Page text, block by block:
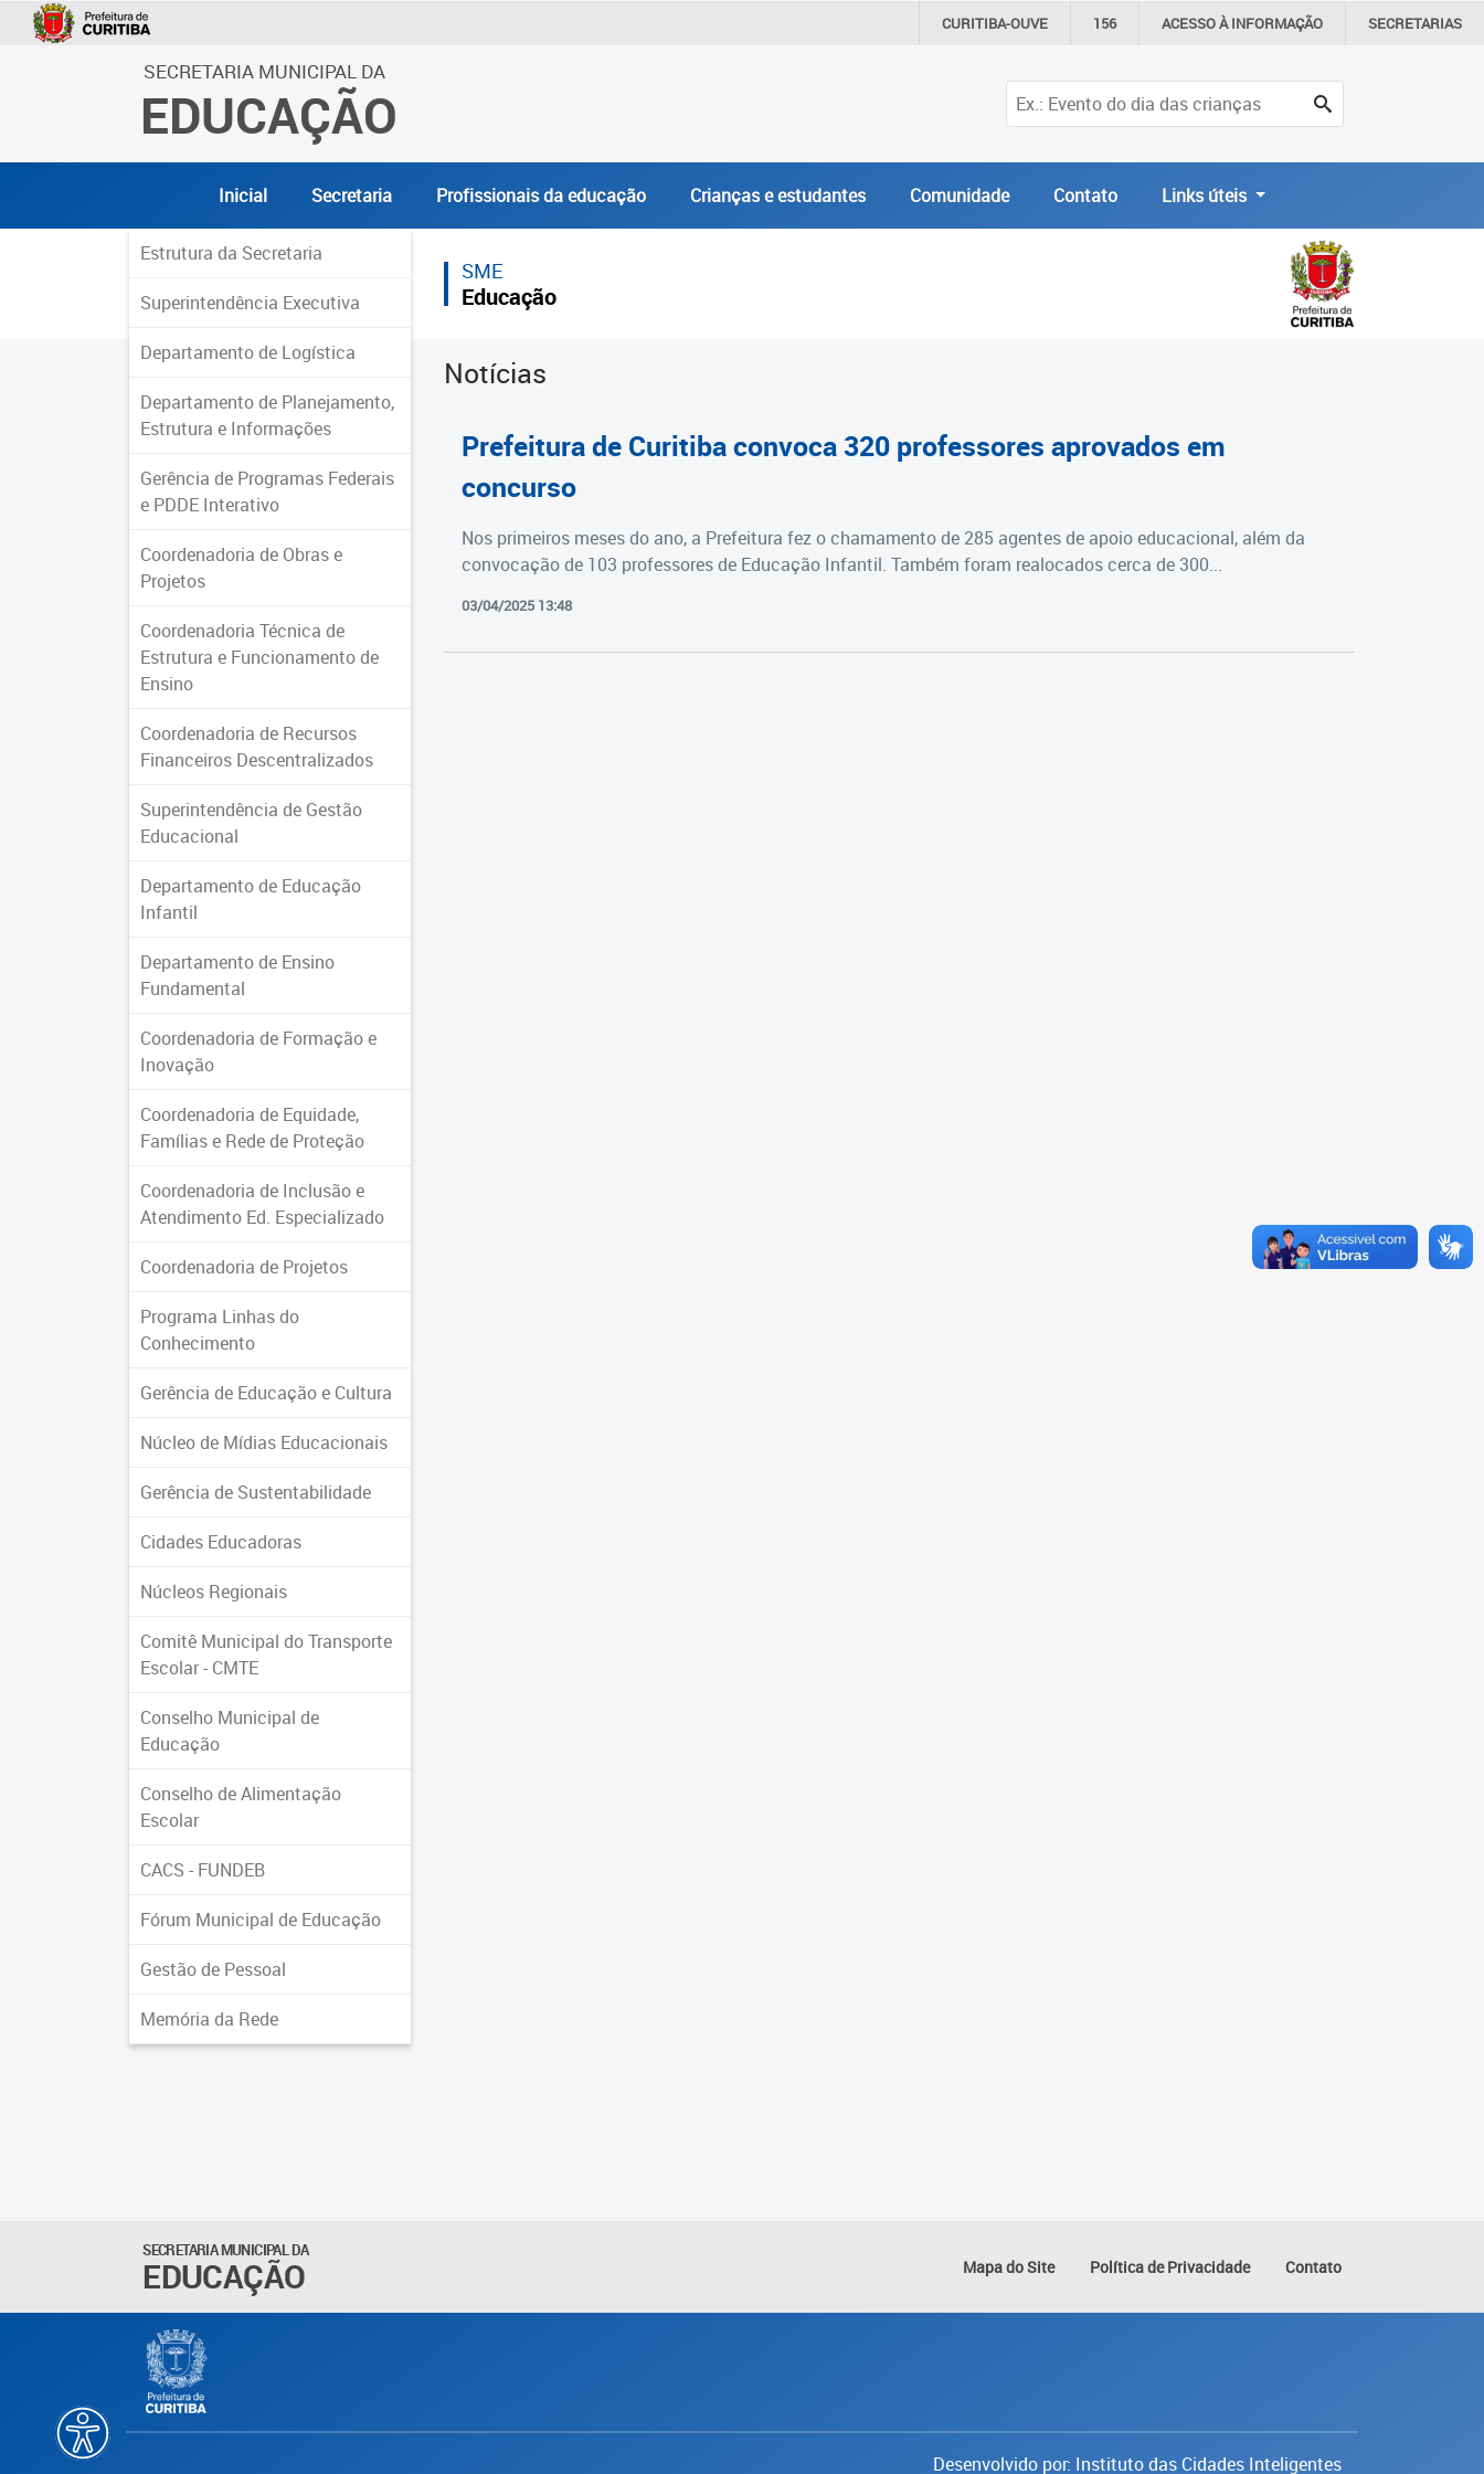
CURITIBA-OUVE 156 ACESSO ÀINFORMAÇÃO SECRETARIAS
SECRETARIA MUNICIPAL DA
EDUCAÇÃO
Inicial Secretaria Profissionais da educação Crianças e estudantes Comunidade Contato Links úteis
Estrutura da Secretaria
Superintendência Executiva
Departamento de Logística
Departamento de Planejamento,
Estrutura e Informações
Gerência de Programas Federais
e PDDE Interativo
Coordenadoria de Obras e
Projetos
Coordenadoria Técnica de
Estrutura e Funcionamento de
Ensino
Coordenadoria de Recursos
Financeiros Descentralizados
Superintendência de Gestão
Educacional
Departamento de Educação
Infantil
Departamento de Ensino
Fundamental
Coordenadoria de Formação e
Inovação
Coordenadoria de Equidade,
Famílias e Rede de Proteção
Coordenadoria de Inclusão e
Atendimento Ed. Especializado
Coordenadoria de Projetos
Programa Linhas do
Conhecimento
Gerência de Educação e Cultura
Núcleo de Mídias Educacionais
Gerência de Sustentabilidade
Cidades Educadoras
Núcleos Regionais
Comitê Municipal do Transporte
Escolar - CMTE
Conselho Municipal de
Educação
Conselho de Alimentação
Escolar
CACS - FUNDEB
Fórum Municipal de Educação
Gestão de Pessoal
Memória da Rede
SME
Educação
Notícias
Prefeitura de Curitiba convoca 320 professores aprovados em
concurso
Nos primeiros meses do ano, a Prefeitura fez o chamamento de 285 agentes de apoio educacional, além da
convocação de 103 professores de Educação Infantil. Também foram realocados cerca de 300...
03/04/2025 13:48
SECRETARIA MUNICIPAL DA
EDUCAÇÃO Mapa do Site Política de Privacidade Contato
Desenvolvido por: Instituto das Cidades Inteligentes